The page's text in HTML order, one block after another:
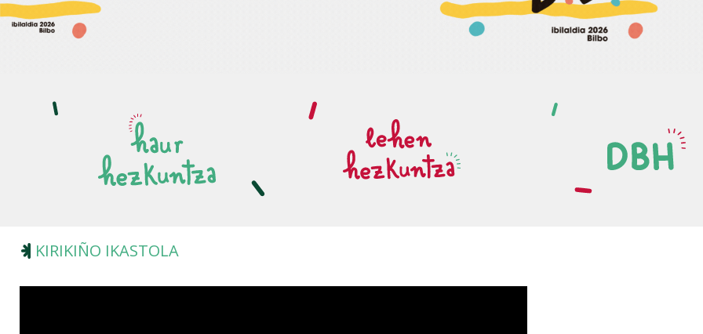
KIRIKIÑO IKASTOLA